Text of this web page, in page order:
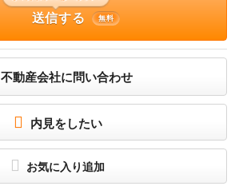
送信する 無料
不動産会社に問い合わせ
内見をしたい
お気に入り追加